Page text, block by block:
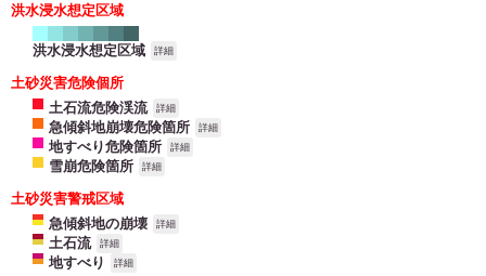
洪水浸水想定区域
洪水浸水想定区域 詳細
土砂災害危険個所
土石流危険渓流
詳細
急傾斜地崩壊危険箇所 詳細
地すべり危険箇所 詳細
雪崩危険箇所 詳細
土砂災害警戒区域
急傾斜地の崩壊
詳細
土石流 詳細
地すべり 詳細